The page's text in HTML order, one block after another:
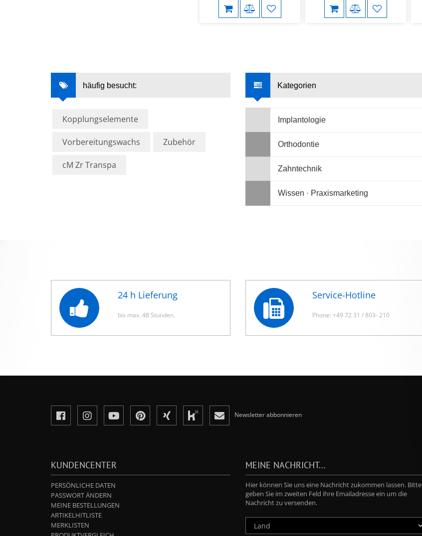
häufig besucht:
Kopplungselemente
Vorbereitungswachs Zubehör
cM Zr Transpa
Kategorien
Implantologie
Orthodontie
Zahntechnik
Wissen · Praxismarketing
24 h Lieferung
bis max. 48 Stunden.
Service-Hotline
Phone: +49 72 31 / 803- 210
Newsletter abbonnieren
KUNDENCENTER
PERSÖNLICHE DATEN
PASSWORT ÄNDERN
MEINE BESTELLUNGEN
ARTIKELHITLISTE
MERKLISTEN
MEINE NACHRICHT...
Hier können Sie uns eine Nachricht zukommen lassen. Bitte
geben Sie im zweiten Feld ihre Emailadresse ein um die
Nachricht zu versenden.